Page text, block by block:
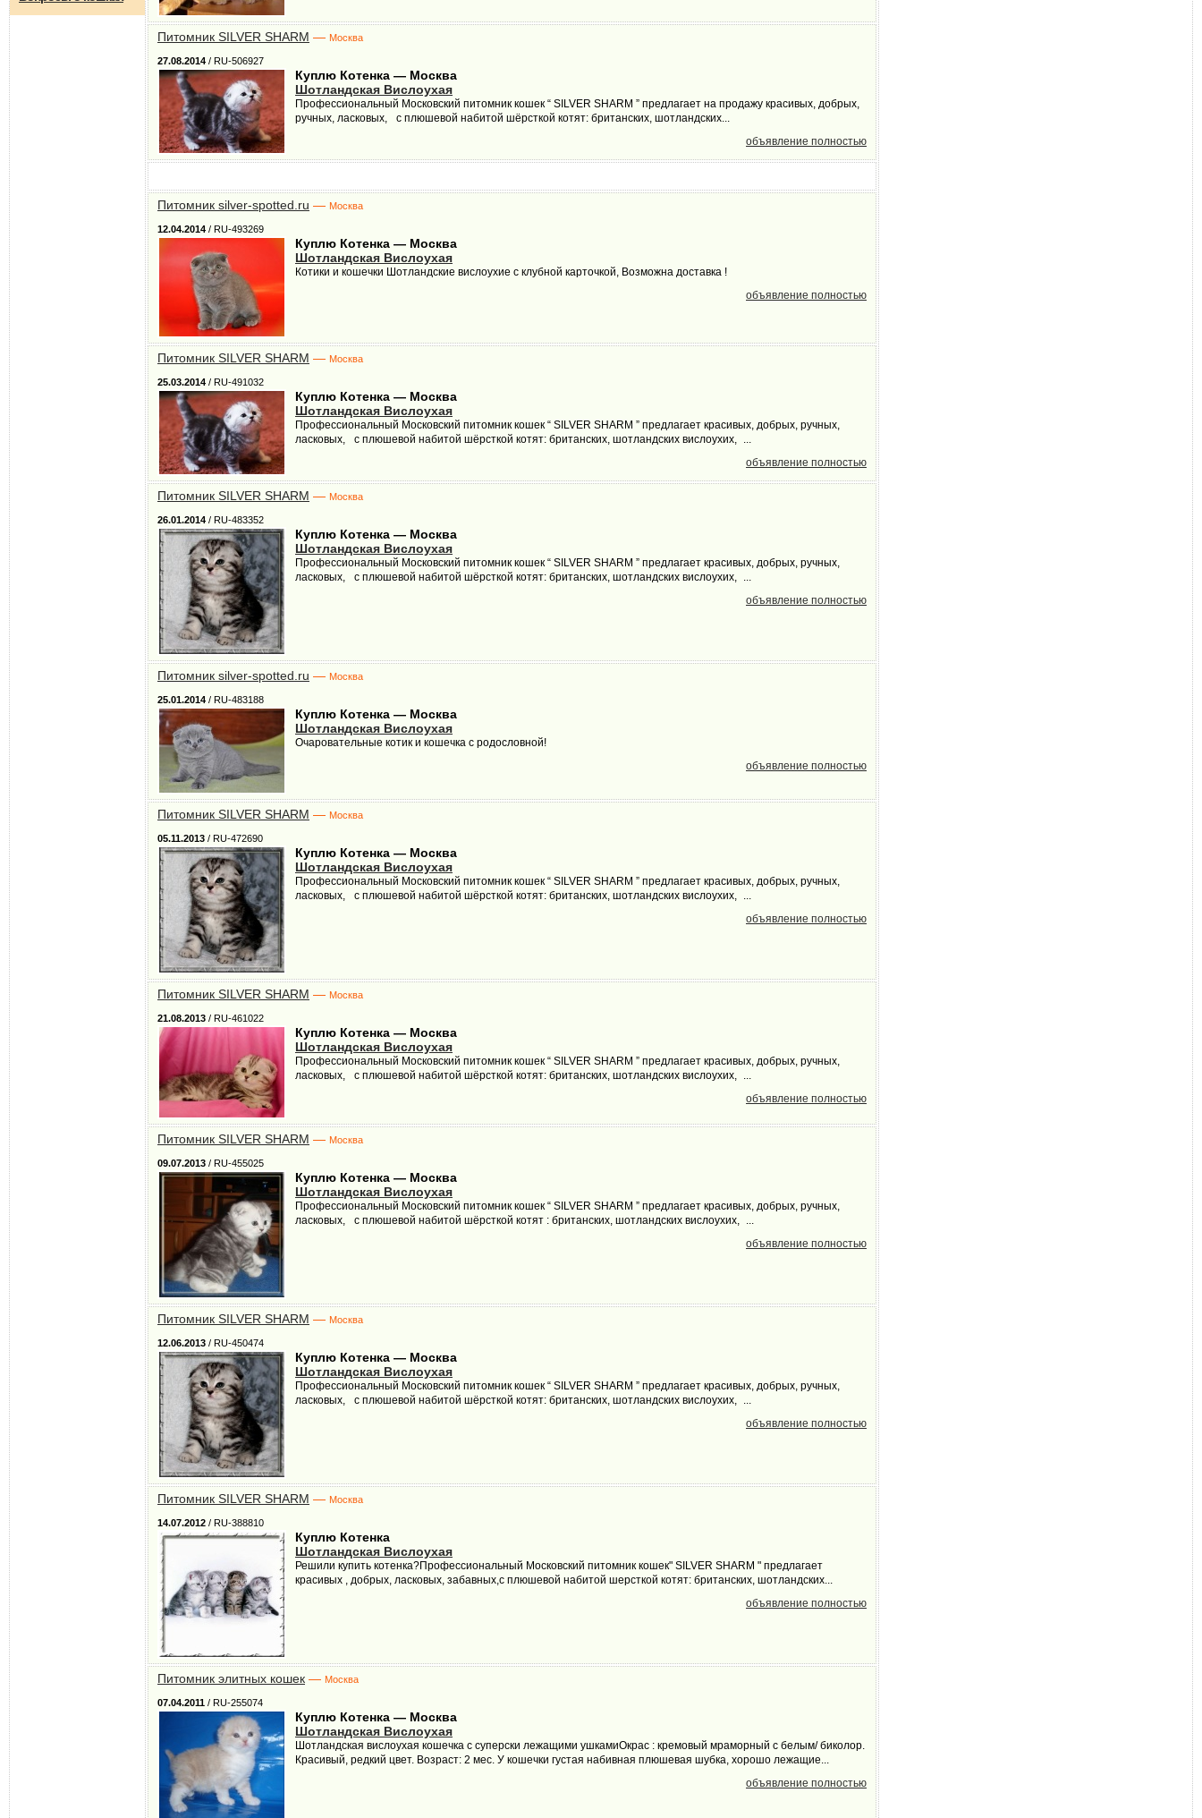
Питомник SILVER SHARM — Москва
27.08.2014 / RU-506927
Куплю Котенка — Москва
Шотландская Вислоухая
Профессиональный Московский питомник кошек “ SILVER SHARM ” предлагает на продажу красивых, добрых,
ручных, ласковых, с плюшевой набитой шёрсткой котят: британских, шотландских...
объявление полностью
Питомник silver-spotted.ru — Москва
12.04.2014 / RU-493269
Куплю Котенка — Москва
Шотландская Вислоухая
Котики и кошечки Шотландские вислоухие с клубной карточкой, Возможна доставка !
объявление полностью
Питомник SILVER SHARM — Москва
25.03.2014 / RU-491032
Куплю Котенка — Москва
Шотландская Вислоухая
Профессиональный Московский питомник кошек “ SILVER SHARM ” предлагает красивых, добрых, ручных,
ласковых, с плюшевой набитой шёрсткой котят: британских, шотландских вислоухих, ...
объявление полностью
Питомник SILVER SHARM — Москва
26.01.2014 / RU-483352
Куплю Котенка — Москва
Шотландская Вислоухая
Профессиональный Московский питомник кошек “ SILVER SHARM ” предлагает красивых, добрых, ручных,
ласковых, с плюшевой набитой шёрсткой котят: британских, шотландских вислоухих, ...
объявление полностью
Питомник silver-spotted.ru — Москва
25.01.2014 / RU-483188
Куплю Котенка — Москва
Шотландская Вислоухая
Очаровательные котик и кошечка с родословной!
объявление полностью
Питомник SILVER SHARM — Москва
05.11.2013 / RU-472690
Куплю Котенка — Москва
Шотландская Вислоухая
Профессиональный Московский питомник кошек “ SILVER SHARM ” предлагает красивых, добрых, ручных,
ласковых, с плюшевой набитой шёрсткой котят: британских, шотландских вислоухих, ...
объявление полностью
Питомник SILVER SHARM — Москва
21.08.2013 / RU-461022
Куплю Котенка — Москва
Шотландская Вислоухая
Профессиональный Московский питомник кошек “ SILVER SHARM ” предлагает красивых, добрых, ручных,
ласковых, с плюшевой набитой шёрсткой котят: британских, шотландских вислоухих, ...
объявление полностью
Питомник SILVER SHARM — Москва
09.07.2013 / RU-455025
Куплю Котенка — Москва
Шотландская Вислоухая
Профессиональный Московский питомник кошек “ SILVER SHARM ” предлагает красивых, добрых, ручных,
ласковых, с плюшевой набитой шёрсткой котят : британских, шотландских вислоухих, ...
объявление полностью
Питомник SILVER SHARM — Москва
12.06.2013 / RU-450474
Куплю Котенка — Москва
Шотландская Вислоухая
Профессиональный Московский питомник кошек “ SILVER SHARM ” предлагает красивых, добрых, ручных,
ласковых, с плюшевой набитой шёрсткой котят: британских, шотландских вислоухих, ...
объявление полностью
Питомник SILVER SHARM — Москва
14.07.2012 / RU-388810
Куплю Котенка
Шотландская Вислоухая
Решили купить котенка?Профессиональный Московский питомник кошек" SILVER SHARM " предлагает
красивых , добрых, ласковых, забавных,с плюшевой набитой шерсткой котят: британских, шотландских...
объявление полностью
Питомник элитных кошек — Москва
07.04.2011 / RU-255074
Куплю Котенка — Москва
Шотландская Вислоухая
Шотландская вислоухая кошечка с суперски лежащими ушкамиОкрас : кремовый мраморный с белым/ биколор.
Красивый, редкий цвет. Возраст: 2 мес. У кошечки густая набивная плюшевая шубка, хорошо лежащие...
объявление полностью